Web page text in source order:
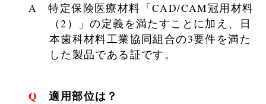
A 特定保険医療材料「CAD/CAM冠用材料
（2）」の定義を満たすことに加え、日
本歯科材料工業協同組合の3要件を満た
した製品である証です。
Q 適用部位は？